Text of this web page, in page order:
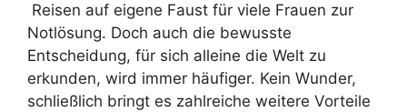
Reisen auf eigene Faust für viele Frauen zur
Notlösung. Doch auch die bewusste
Entscheidung, für sich alleine die Welt zu
erkunden, wird immer häufiger. Kein Wunder,
schließlich bringt es zahlreiche weitere Vorteile